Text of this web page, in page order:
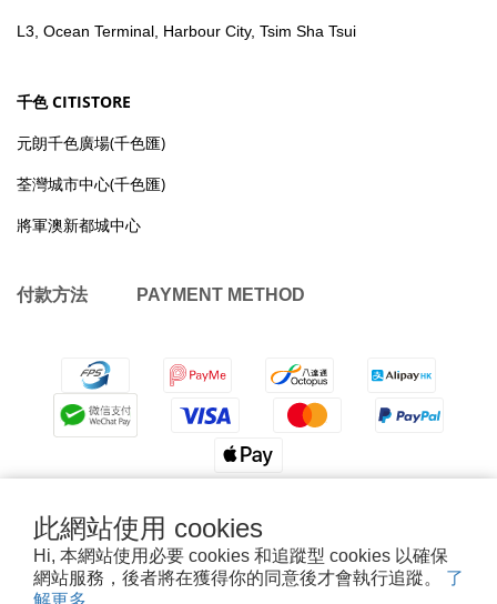
此網站使用 cookies
Hi, 本網站使用必要 cookies 和追蹤型 cookies 以確保
網站服務，後者將在獲得你的同意後才會執行追蹤。 了
解更多
L3, Ocean Terminal, Harbour City, Tsim Sha Tsui
千色 CITISTORE
元朗千色廣場(千色匯)
荃灣城市中心(千色匯)
將軍澳新都城中心
付款方法 PAYMENT METHOD
退換貨政策|條款及細則| 2026 © OMYMONSTER